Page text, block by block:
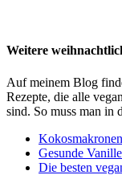
Weitere
Auf meinem Blog
Rezepte, die alle
sind. So muss man in
Kokosmakronen
Gesunde
Die besten